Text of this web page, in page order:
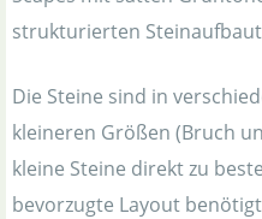
strukturierten
Die Steine sind in
kleineren Größen (Bruch
kleine Steine direkt zu
bevorzugte Layout